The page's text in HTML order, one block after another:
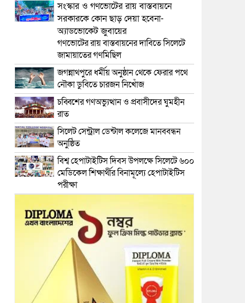
সংস্কার ও গণভোটের রায় বাস্তবায়নে
সরকারকে কোন ছাড় দেয়া হবেনা-
অ্যাডভোকেট জুবায়ের
গণভোটের রায় বাস্তবায়নের দাবিতে সিলেটে
জামায়াতের গণমিছিল
জগন্নাথপুরে ধর্মীয় অনুষ্ঠান থেকে ফেরার পথে
নৌকা ডুবিতে চারজন নিখোঁজ
চব্বিশের গণঅভ্যুত্থান ও প্রবাসীদের ঘুমহীন
রাত
সিলেট সেন্ট্রাল ডেন্টাল কলেজে মানববন্ধন
অনুষ্ঠিত
বিশ্ব হেপাটাইটিস দিবস উপলক্ষে সিলেটে ৬০০
মেডিকেল শিক্ষার্থীর বিনামূল্যে হেপাটাইটিস
পরীক্ষা